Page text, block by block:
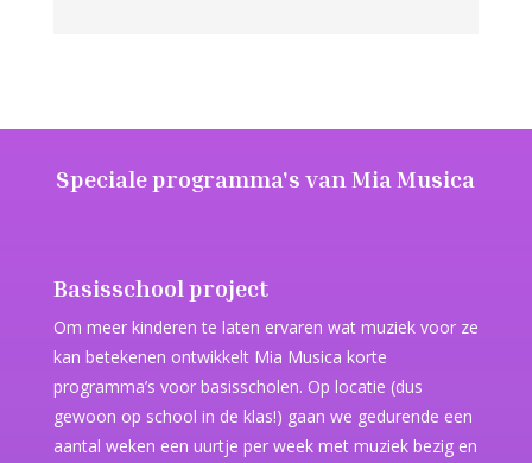
Speciale programma's van Mia Musica
Basisschool project
Om meer kinderen te laten ervaren wat muziek voor ze
kan betekenen ontwikkelt Mia Musica korte
programma’s voor basisscholen. Op locatie (dus
gewoon op school in de klas!) gaan we gedurende een
aantal weken een uurtje per week met muziek bezig en